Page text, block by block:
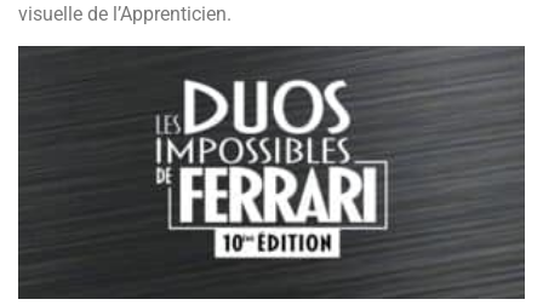
visuelle de l’Apprenticien.